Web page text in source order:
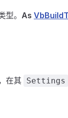
型。 As
在其 Settings